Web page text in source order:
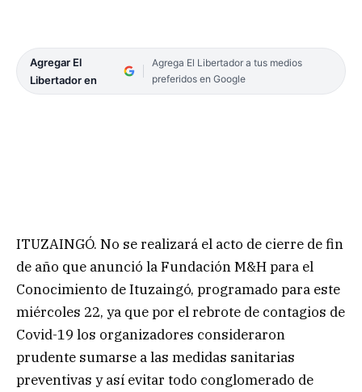
Agregar El
Libertador en
Agrega El Libertador a tus medios
preferidos en Google
ITUZAINGÓ. No se realizará el acto de cierre de fin
de año que anunció la Fundación M&H para el
Conocimiento de Ituzaingó, programado para este
miércoles 22, ya que por el rebrote de contagios de
Covid-19 los organizadores consideraron
prudente sumarse a las medidas sanitarias
preventivas y así evitar todo conglomerado de